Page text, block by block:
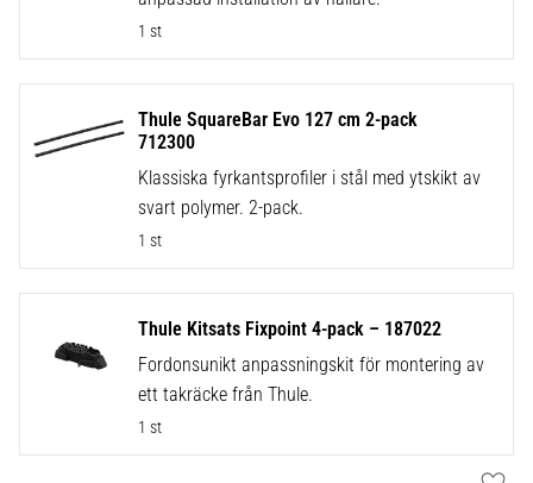
1 st
Thule SquareBar Evo 127 cm 2-pack
712300
Klassiska fyrkantsprofiler i stål med ytskikt av
svart polymer. 2-pack.
1 st
Thule Kitsats Fixpoint 4-pack – 187022
Fordonsunikt anpassningskit för montering av
ett takräcke från Thule.
1 st